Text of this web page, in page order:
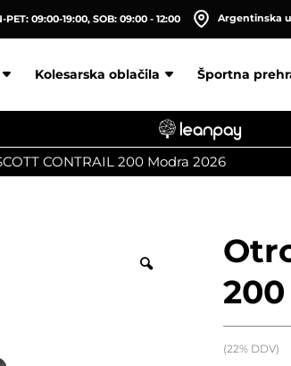
PET: 09:00-19:00, SOB: 09:00 - 12:00 Argentinska
Kolesarska oblačila Športna
CONTRAIL 200 Modra 2026
(22% DDV)